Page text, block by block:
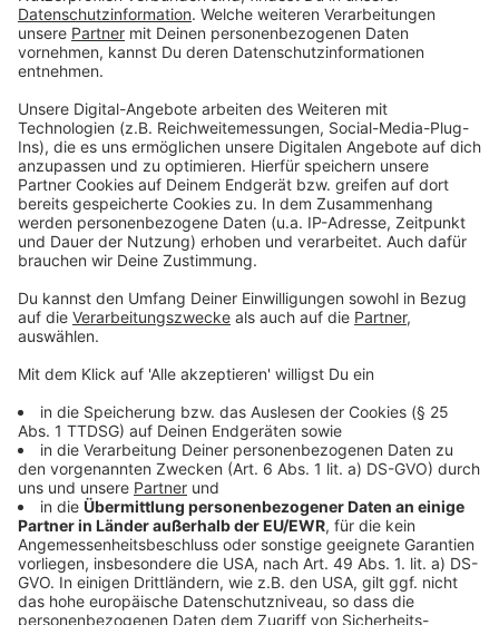
Identität, Entwicklung und ein Leben mit vielen
Stationen.
Den Podcast gibt es auf allen gängigen
Podcast-Plattformen. Zum Beispiel hier:
Anzeige
RTL+
Apple Podcasts
Amazon Music
www.preussenprivat.de
Anzeige